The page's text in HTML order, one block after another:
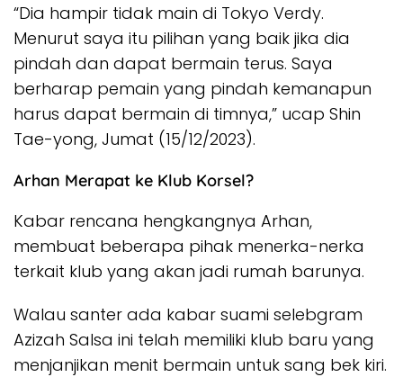
“Dia hampir tidak main di Tokyo Verdy.
Menurut saya itu pilihan yang baik jika dia
pindah dan dapat bermain terus. Saya
berharap pemain yang pindah kemanapun
harus dapat bermain di timnya,” ucap Shin
Tae-yong, Jumat (15/12/2023).
Arhan Merapat ke Klub Korsel?
Kabar rencana hengkangnya Arhan,
membuat beberapa pihak menerka-nerka
terkait klub yang akan jadi rumah barunya.
Walau santer ada kabar suami selebgram
Azizah Salsa ini telah memiliki klub baru yang
menjanjikan menit bermain untuk sang bek kiri.